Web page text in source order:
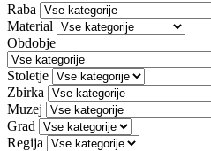
Raba
Material
Obdobje
Stoletje
Zbirka
Muzej
Grad
Regija